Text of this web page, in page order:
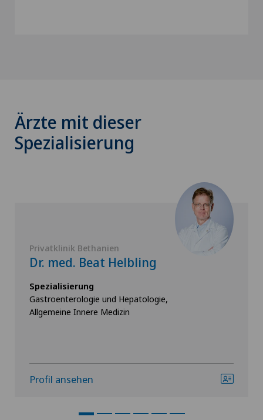
Ärzte mit dieser
Spezialisierung
Privatklinik Bethanien
Dr. med. Beat Helbling
Spezialisierung
Gastroenterologie und Hepatologie,
Allgemeine Innere Medizin
Profil ansehen